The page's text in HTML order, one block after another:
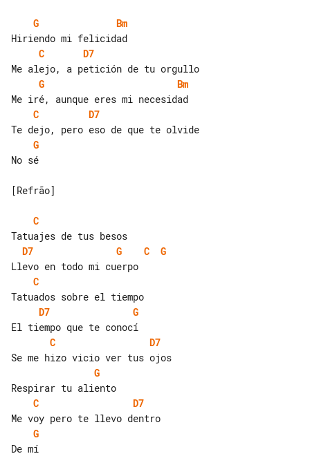
G
Bm
C
D7
G
Bm
C
D7
G
No sé
[Refrão]
C
D7
G C
G
C
D7
G
C
D7
G
C
D7
G
De mí